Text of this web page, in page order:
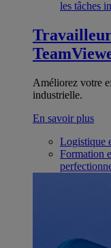
les tâches
Améliorez votre
industrielle.
En savoir plus
Logistique
Formation